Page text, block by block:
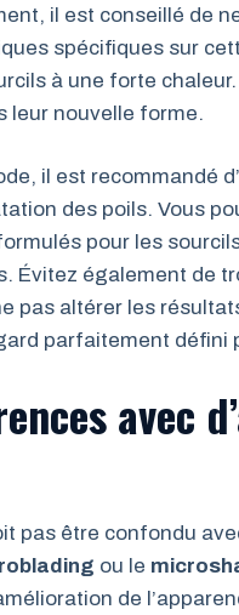
il est conseillé de
spécifiques sur
à une forte
leur nouvelle forme.
il est recommandé
des poils. Vous
pour les
Évitez également de
pas altérer les
parfaitement défini
avec
pas être confondu
ou le
de